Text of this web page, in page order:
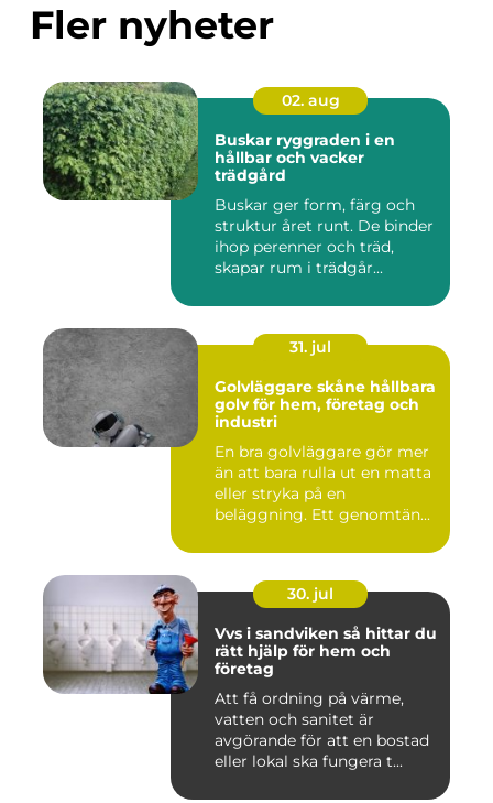
Fler nyheter
02. aug
Buskar ryggraden i en
hållbar och vacker
trädgård
Buskar ger form, färg och
struktur året runt. De binder
ihop perenner och träd,
skapar rum i trädgår...
31. jul
Golvläggare skåne hållbara
golv för hem, företag och
industri
En bra golvläggare gör mer
än att bara rulla ut en matta
eller stryka på en
beläggning. Ett genomtän...
30. jul
Vvs i sandviken så hittar du
rätt hjälp för hem och
företag
Att få ordning på värme,
vatten och sanitet är
avgörande för att en bostad
eller lokal ska fungera t...